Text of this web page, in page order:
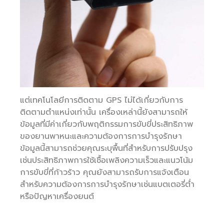
แต่เทคโนโลยีการติดตาม GPS ไม่ได้เกี่ยวกับการ
ติดตามตำแหน่งเท่านั้น เครื่องเหล่านี้ยังสามารถให้
ข้อมูลที่มีค่าเกี่ยวกับพฤติกรรมการขับขี่ประสิทธิภาพ
ของยานพาหนะและความต้องการการบำรุงรักษา
ข้อมูลนี้สามารถช่วยคุณระบุพื้นที่สำหรับการปรับปรุง
เช่นประสิทธิภาพการใช้เชื้อเพลิงความเร็วและแนวโน้ม
การขับขี่ที่ก้าวร้าว คุณยังสามารถรับการแจ้งเตือน
สำหรับความต้องการการบำรุงรักษาเช่นแบตเตอรี่ต่ำ
หรือปัญหาเครื่องยนต์